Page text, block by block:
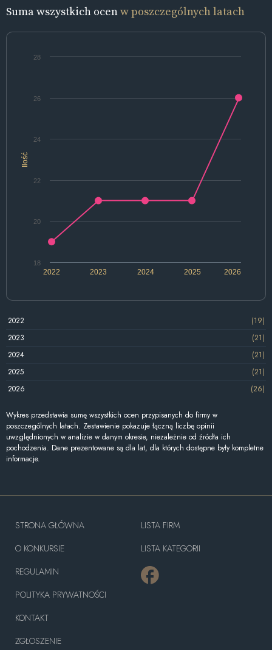
Suma wszystkich ocenw poszczególnych latach
Ilość
2022 2024 2026
2023 2025
18
20
22
24
26
28
2022
(19)
2023
(21)
2024
(21)
2025
(21)
2026
(26)
Wykres przedstawia sumę wszystkich ocen przypisanych do firmy w
poszczególnych latach. Zestawienie pokazuje łączną liczbę opinii
uwzględnionych w analizie w danym okresie, niezależnie od źródła ich
pochodzenia. Dane prezentowane są dla lat, dla których dostępne były kompletne
informacje.
STRONA GŁÓWNA
O KONKURSIE
REGULAMIN
POLITYKA PRYWATNOŚCI
KONTAKT
ZGŁOSZENIE
LISTA FIRM
LISTA KATEGORII